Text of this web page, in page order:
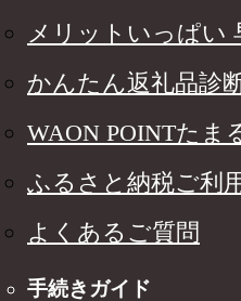
メリットいっぱい
かんたん返礼品診
WAON POINTたま
ふるさと納税ご利
よくあるご質問
手続きガイド